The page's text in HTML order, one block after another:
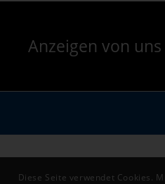
Anzeigen von
Diese Seite verwendet Cookies.